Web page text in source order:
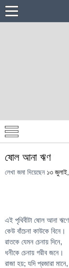
ষোল আনা ঋণ
লেখা জমা দিয়েছেন ১৩
এই পৃথিবীটা ষোল আনা
কেউ বাঁচেনা কাউকে বিনে।
রাতকে যেমন চেনায় দিনে,
ধনীকে চেনায় গরীব জনে।
রাজা হয়; যদি প্রজারা মানে,